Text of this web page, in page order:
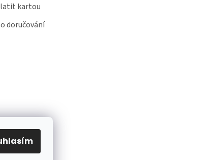
kartou
doručování